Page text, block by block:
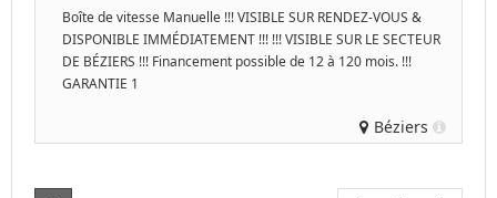
Boîte de vitesse Manuelle !!! VISIBLE SUR RENDEZ-VOUS &
DISPONIBLE IMMÉDIATEMENT !!! !!! VISIBLE SUR LE SECTEUR
DE BÉZIERS !!! Financement possible de 12 à 120 mois. !!!
GARANTIE 1
Béziers